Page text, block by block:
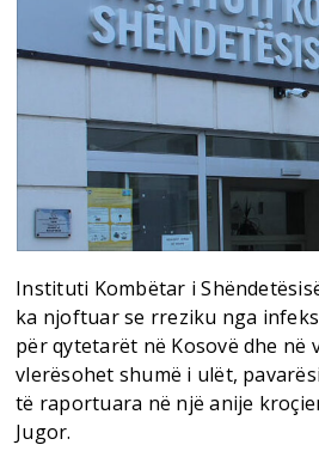
Instituti Kombëtar i
ka njoftuar se rreziku nga
për qytetarët në Kosovë dhe në
vlerësohet shumë i ulët,
të raportuara në një anije
Jugor.